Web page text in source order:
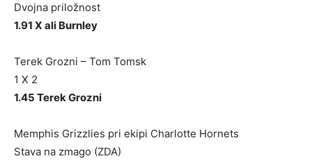
Dvojna priložnost
1.91 X ali Burnley
Terek Grozni – Tom Tomsk
1 X 2
1.45 Terek Grozni
Memphis Grizzlies pri ekipi Charlotte Hornets
Stava na zmago (ZDA)